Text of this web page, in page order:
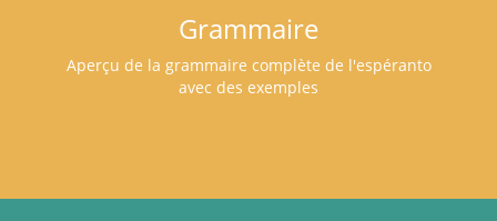
Grammaire
Aperçu de la grammaire complète de l'espéranto
avec des exemples